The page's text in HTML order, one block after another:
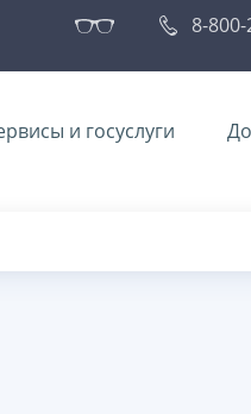
8-
и госуслуги